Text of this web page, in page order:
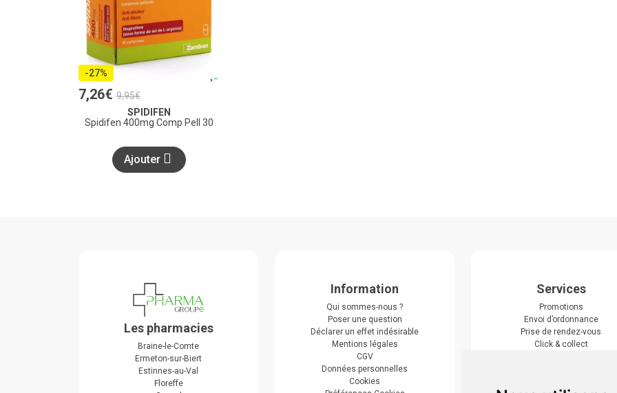
-27%
7,26€ 9,95€
SPIDIFEN
Spidifen 400mg Comp Pell 30
Ajouter
Les pharmacies
Braine-le-Comte
Ermeton-sur-Biert
Estinnes-au-Val
Floreffe
Information
Qui sommes-nous ?
Poser une question
Déclarer un effet indésirable
Mentions légales
CGV
Données personnelles
Cookies
Services
Promotions
Envoi d’ordonnance
Prise de rendez-vous
Click & collect